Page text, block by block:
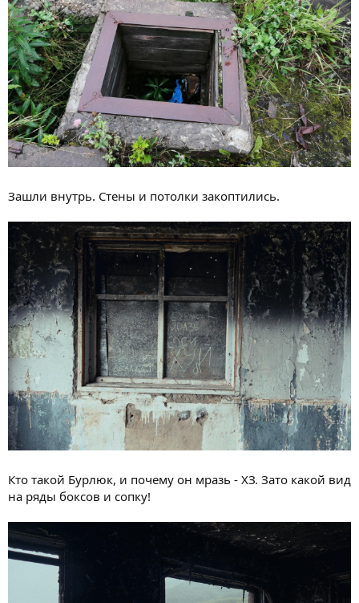
Зашли внутрь. Стены и потолки закоптились.
Кто такой Бурлюк, и почему он мразь - ХЗ. Зато какой вид
на ряды боксов и сопку!